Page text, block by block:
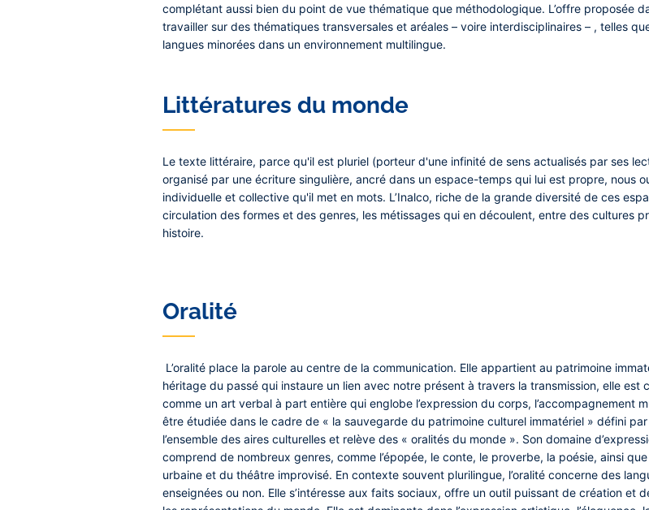
complétant aussi bien du point de vue thématique que méthodologique. L’offre proposée
travailler sur des thématiques transversales et aréales – voire interdisciplinaires – , telles
langues minorées dans un environnement multilingue.
Littératures du monde
Le texte littéraire, parce qu'il est pluriel (porteur d'une infinité de sens actualisés par ses
organisé par une écriture singulière, ancré dans un espace-temps qui lui est propre, nous
individuelle et collective qu'il met en mots. L’Inalco, riche de la grande diversité de ces
circulation des formes et des genres, les métissages qui en découlent, entre des cultures
histoire.
Oralité
L’oralité place la parole au centre de la communication. Elle appartient au patrimoine
héritage du passé qui instaure un lien avec notre présent à travers la transmission, elle
comme un art verbal à part entière qui englobe l’expression du corps, l’accompagnement
être étudiée dans le cadre de « la sauvegarde du patrimoine culturel immatériel » défini
l’ensemble des aires culturelles et relève des « oralités du monde ». Son domaine
comprend de nombreux genres, comme l’épopée, le conte, le proverbe, la poésie, ainsi
urbaine et du théâtre improvisé. En contexte souvent plurilingue, l’oralité concerne des
enseignées ou non. Elle s’intéresse aux faits sociaux, offre un outil puissant de création et